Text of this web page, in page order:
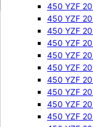
525 EXC-F
450 YZF
450 YZF
450 YZF
450 YZF
450 YZF
450 YZF
450 YZF
450 YZF
450 YZF
450 YZF